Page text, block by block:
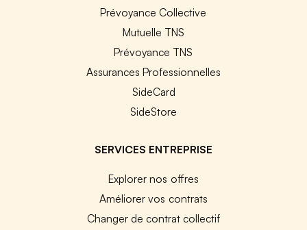
Prévoyance Collective
Mutuelle TNS
Prévoyance TNS
Assurances Professionnelles
SideCard
SideStore
SERVICES ENTREPRISE
Explorer nos offres
Améliorer vos contrats
Changer de contrat collectif